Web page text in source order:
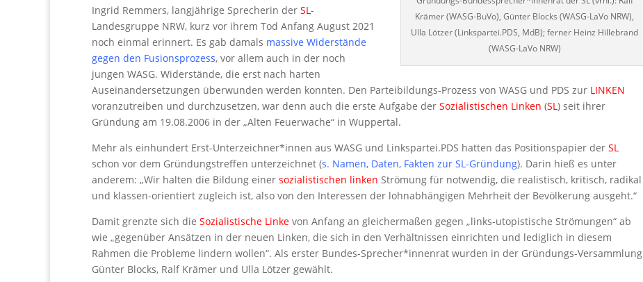
Krämer (WASG-BuVo), Günter Blocks (WASG-LaVo NRW),
Ulla Lötzer (Linkspartei.PDS, MdB); ferner Heinz Hillebrand
(WASG-LaVo NRW)
Ingrid Remmers, langjährige Sprecherin der SL-
Landesgruppe NRW, kurz vor ihrem Tod Anfang August 2021
noch einmal erinnert. Es gab damals massive Widerstände
gegen den Fusionsprozess, vor allem auch in der noch
jungen WASG. Widerstände, die erst nach harten
Auseinandersetzungen überwunden werden konnten. Den Parteibildungs-Prozess von WASG und PDS zur LINKEN
voranzutreiben und durchzusetzen, war denn auch die erste Aufgabe der Sozialistischen Linken (SL) seit ihrer
Gründung am 19.08.2006 in der „Alten Feuerwache“ in Wuppertal.
Mehr als einhundert Erst-Unterzeichner*innen aus WASG und Linkspartei.PDS hatten das Positionspapier der SL
schon vor dem Gründungstreffen unterzeichnet (s. Namen, Daten, Fakten zur SL-Gründung). Darin hieß es unter
anderem: „Wir halten die Bildung einer sozialistischen linken Strömung für notwendig, die realistisch, kritisch, radikal
und klassen-orientiert zugleich ist, also von den Interessen der lohnabhängigen Mehrheit der Bevölkerung ausgeht.“
Damit grenzte sich die Sozialistische Linke von Anfang an gleichermaßen gegen „links-utopistische Strömungen“ ab
wie „gegenüber Ansätzen in der neuen Linken, die sich in den Verhältnissen einrichten und lediglich in diesem
Rahmen die Probleme lindern wollen“. Als erster Bundes-Sprecher*innenrat wurden in der Gründungs-Versammlung
Günter Blocks, Ralf Krämer und Ulla Lötzer gewählt.